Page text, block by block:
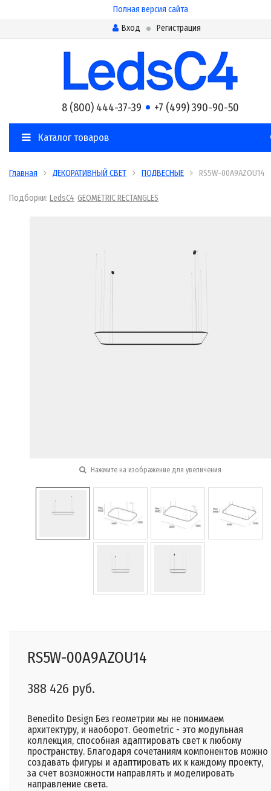
Полная версия сайта
Вход
Регистрация
8 (800) 444-37-39 +7 (499) 390-90-50
Каталог товаров
Главная ДЕКОРАТИВНЫЙ СВЕТ ПОДВЕСНЫЕ RS5W-00A9AZOU14
Подборки: LedsC4 GEOMETRIC RECTANGLES
Нажмите на изображение для увеличения
RS5W-00A9AZOU14
388 426 руб.
Benedito Design Без геометрии мы не понимаем
архитектуру, и наоборот. Geometric - это модульная
коллекция, способная адаптировать свет к любому
пространству. Благодаря сочетаниям компонентов можно
создавать фигуры и адаптировать их к каждому проекту,
за счет возможности направлять и моделировать
направление света.